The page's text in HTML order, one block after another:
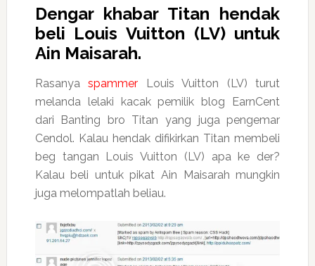
Dengar khabar Titan hendak
beli Louis Vuitton (LV) untuk
Ain Maisarah.
Rasanyaspammer Louis Vuitton (LV) turut
melanda lelaki kacak pemilik blog EarnCent
dari Banting bro Titan yang juga pengemar
Cendol. Kalau hendak difikirkan Titan membeli
beg tangan Louis Vuitton (LV) apa ke der?
Kalau beli untuk pikat Ain Maisarah mungkin
juga melompatlah beliau.